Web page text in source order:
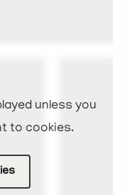
unless you
to cookies.